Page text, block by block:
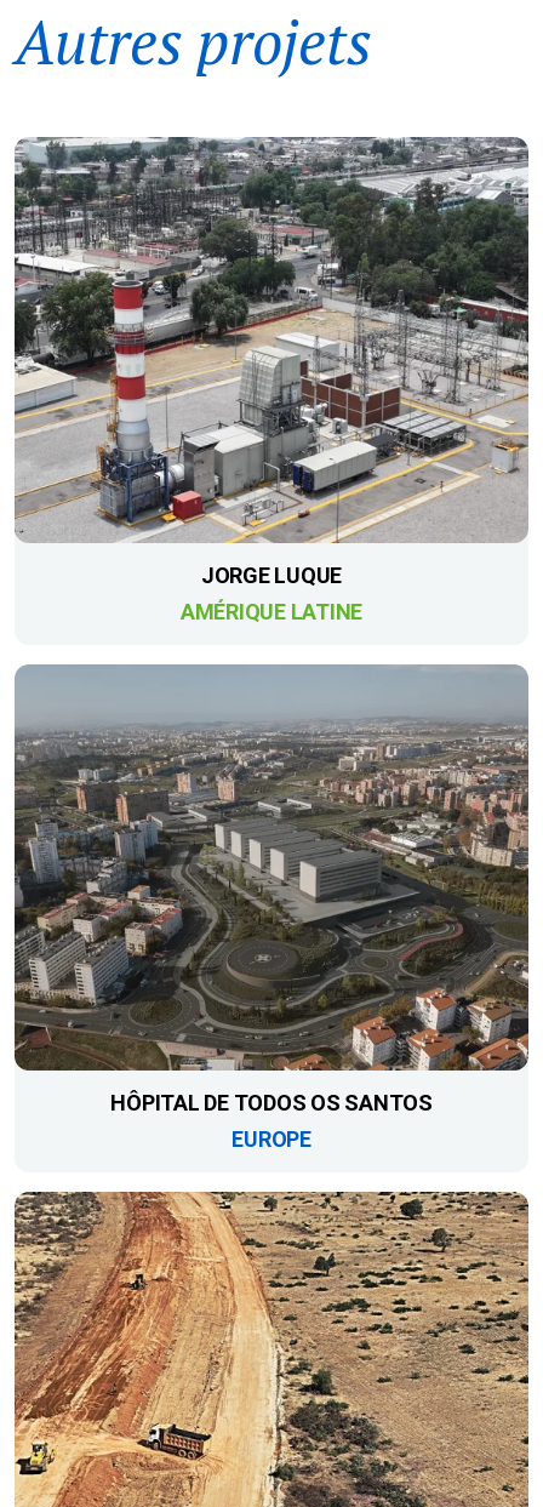
Autres projets
JORGE LUQUE
AMÉRIQUE LATINE
HÔPITAL DE TODOS OS SANTOS
EUROPE